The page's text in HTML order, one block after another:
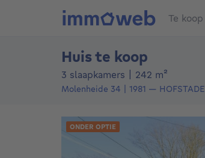
Te koop
Huis te koop
3 slaapkamers 242 m²
Molenheide 34 1981 — HOFSTADE
ONDER OPTIE